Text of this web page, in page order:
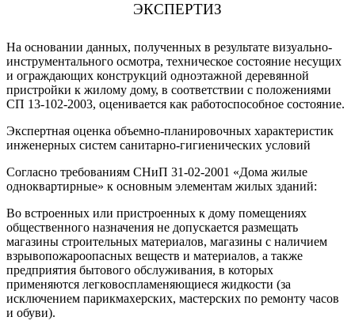
ЭКСПЕРТИЗ
На основании данных, полученных в результате визуально-
инструментального осмотра, техническое состояние несущих
и ограждающих конструкций одноэтажной деревянной
пристройки к жилому дому, в соответствии с положениями
СП 13-102-2003, оценивается как работоспособное состояние.
Экспертная оценка объемно-планировочных характеристик
инженерных систем санитарно-гигиенических условий
Согласно требованиям СНиП 31-02-2001 «Дома жилые
одноквартирные» к основным элементам жилых зданий:
Во встроенных или пристроенных к дому помещениях
общественного назначения не допускается размещать
магазины строительных материалов, магазины с наличием
взрывопожароопасных веществ и материалов, а также
предприятия бытового обслуживания, в которых
применяются легковоспламеняющиеся жидкости (за
исключением парикмахерских, мастерских по ремонту часов
и обуви).